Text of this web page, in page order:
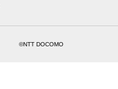
©NTT DOCOMO